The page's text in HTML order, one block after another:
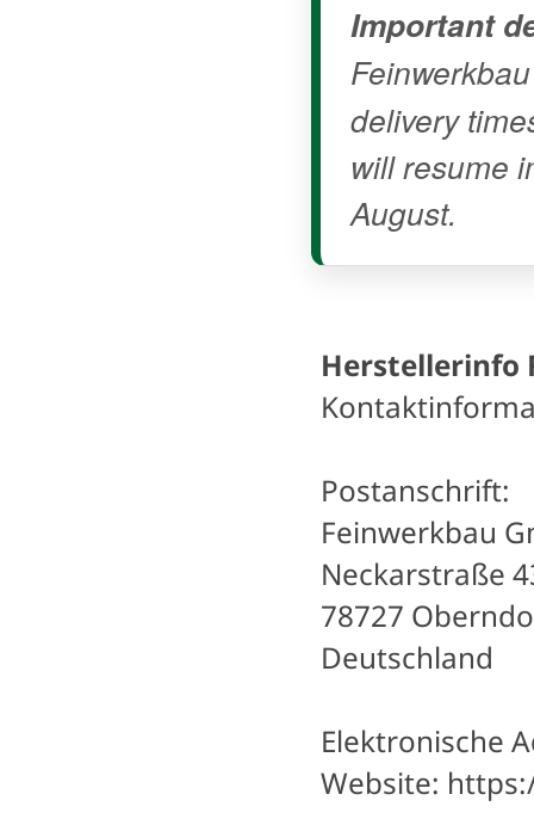
Important
delivery
will resume
August.
Herstellerinfo
Postanschrift:
Feinwerkbau
Neckarstraße
78727
Deutschland
Elektronische
Website: